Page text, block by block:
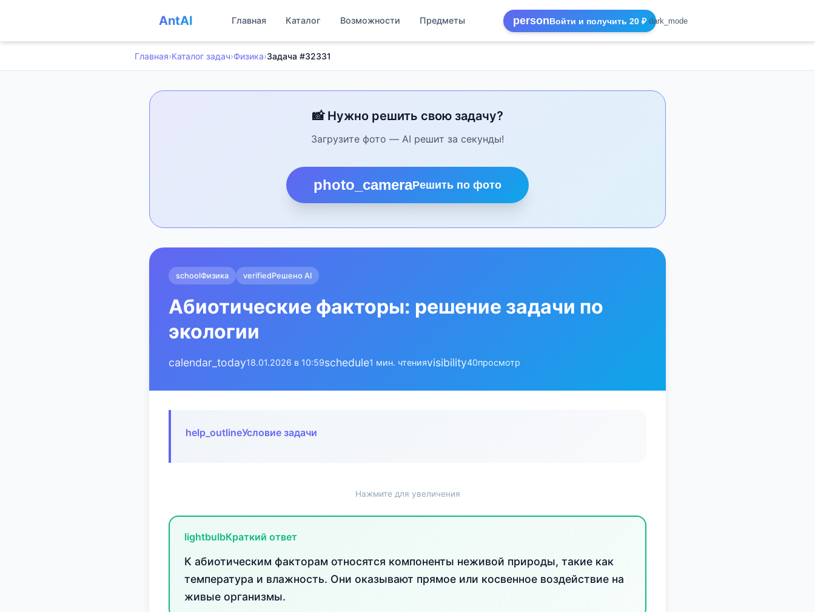
AntAI Главная Каталог Возможности Предметы personВойти и получить 20 ₽ dark_mode
Главная›Каталог задач›Физика›Задача #32331
📸 Нужно решить свою задачу?
Загрузите фото — AI решит за секунды!
photo_cameraРешить по фото
schoolФизика verifiedРешено AI
Абиотические факторы: решение задачи по
экологии
calendar_today18.01.2026 в 10:59schedule1 мин. чтенияvisibility40просмотр
help_outlineУсловие задачи
Нажмите для увеличения
lightbulbКраткий ответ
К абиотическим факторам относятся компоненты неживой природы, такие как
температура и влажность. Они оказывают прямое или косвенное воздействие на
живые организмы.